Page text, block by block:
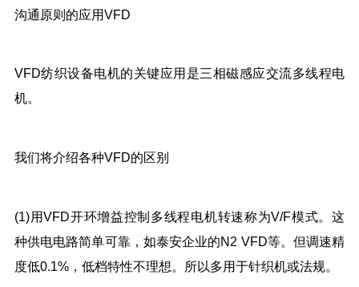
沟通原则的应用VFD
VFD纺织设备电机的关键应用是三相磁感应交流多线程电
机。
我们将介绍各种VFD的区别
(1)用VFD开环增益控制多线程电机转速称为V/F模式。这
种供电电路简单可靠，如泰安企业的N2 VFD等。但调速精
度低0.1%，低档特性不理想。所以多用于针织机或法规。